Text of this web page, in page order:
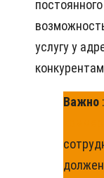
услугу у
Важно